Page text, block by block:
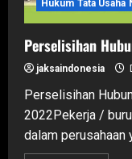
Hukum Tata Usaha
Perselisihan
jaksaindonesia
Perselisihan
2022Pekerja /
dalam perusahaan